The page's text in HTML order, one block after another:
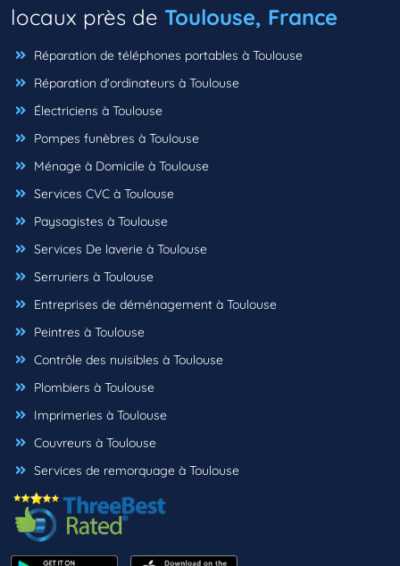
locaux près de Toulouse, France
Réparation de téléphones portables à Toulouse
Réparation d'ordinateurs à Toulouse
Électriciens à Toulouse
Pompes funèbres à Toulouse
Ménage à Domicile à Toulouse
Services CVC à Toulouse
Paysagistes à Toulouse
Services De laverie à Toulouse
Serruriers à Toulouse
Entreprises de déménagement à Toulouse
Peintres à Toulouse
Contrôle des nuisibles à Toulouse
Plombiers à Toulouse
Imprimeries à Toulouse
Couvreurs à Toulouse
Services de remorquage à Toulouse